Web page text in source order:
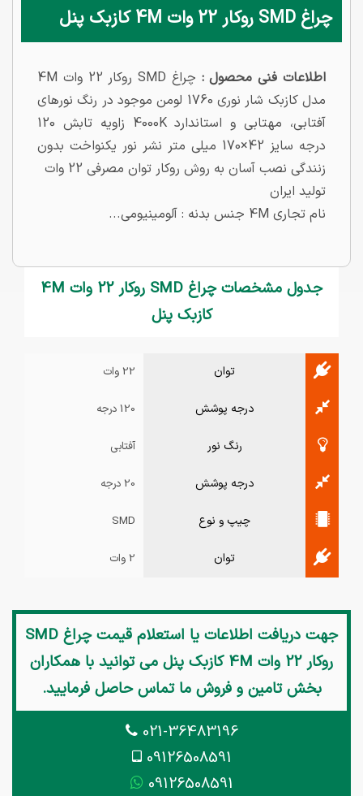
چراغ SMD روکار 22 وات 4M کازبک پنل
اطلاعات فنی محصول :
چراغ SMD روکار 22 وات 4M
مدل کازبک شار نوری 1760 لومن موجود در رنگ نورهای
آفتابی، مهتابی و استاندارد 4000K زاویه تابش 120
درجه سایز 42×170 میلی متر نشر نور یکنواخت بدون
زنندگی نصب آسان به روش روکار توان مصرفی 22 وات
تولید ایران
نام تجاری 4M جنس بدنه : آلومینیومی...
جدول مشخصات چراغ SMD روکار 22 وات 4M
کازبک پنل
توان 22 وات
درجه پوشش 120 درجه
رنگ نور آفتابی
درجه پوشش 20 درجه
چیپ و نوع SMD
توان 2 وات
جهت دریافت اطلاعات یا استعلام قیمت
چراغ SMD
روکار 22 وات 4M کازبک پنل
می توانید با همکاران
بخش تامین و فروش ما تماس حاصل فرمایید.
021-36483196
09126508591
09126508591